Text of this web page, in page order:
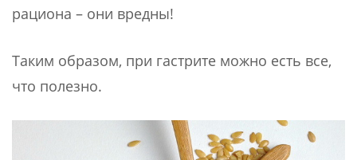
рациона – они вредны!
Таким образом, при гастрите можно есть все,
что полезно.